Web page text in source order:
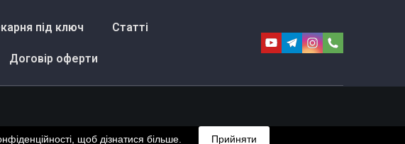
під ключ Статті
Договір оферти
щоб дізнатися більше. Прийняти